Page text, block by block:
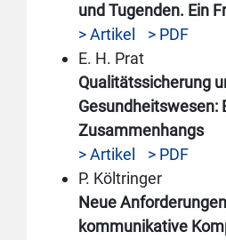
und Tugenden. Ein
> Artikel
> PDF
E. H. Prat
Qualitätssicherung
Gesundheitswesen:
Zusammenhangs
> Artikel
> PDF
P. Költringer
Neue
kommunikative